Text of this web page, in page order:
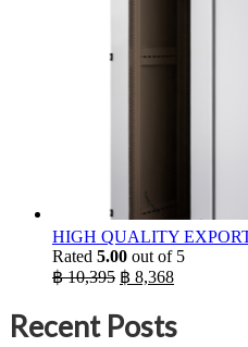
HIGH QUALITY
Rated 5.00 out of 5
฿10,395 Original
was:
฿ 10,395.
฿ 8,368Current
฿ 8,368.
Recent Posts